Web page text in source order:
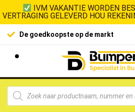
IVM VAKANTIE WORDEN
VERTRAGING GELEVERD HOU
De goedkoopste op de markt